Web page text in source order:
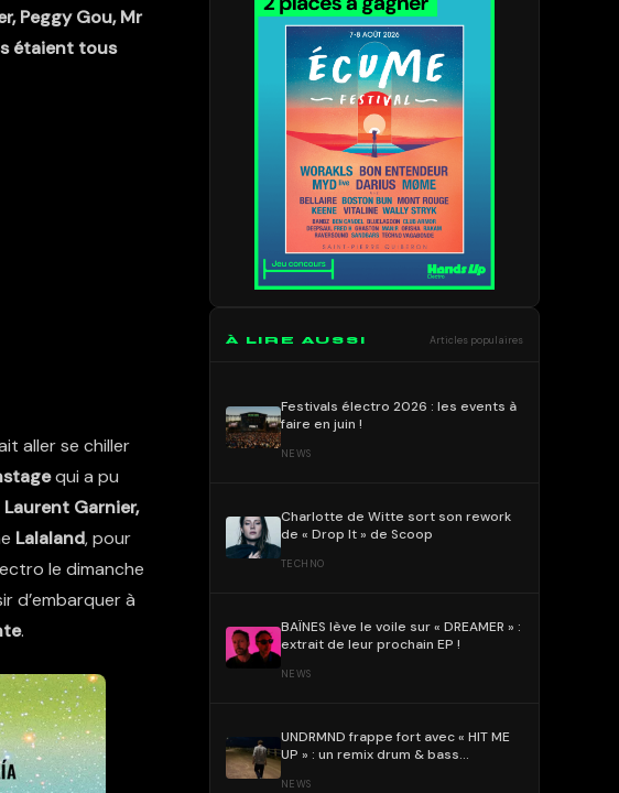
Peggy Gou, Mr
étaient tous
aller se chiller
qui a pu
Laurent Garnier,
Lalaland, pour
le dimanche
d’embarquer à
.
À LIRE AUSSI Articles populaires
Festivals électro 2026 : les events à
faire en juin !
NEWS
Charlotte de Witte sort son rework
de « Drop It » de Scoop
TECHNO
BAÏNES lève le voile sur « DREAMER » :
extrait de leur prochain EP !
NEWS
UNDRMND frappe fort avec « HIT ME
UP » : un remix drum & bass
NEWS